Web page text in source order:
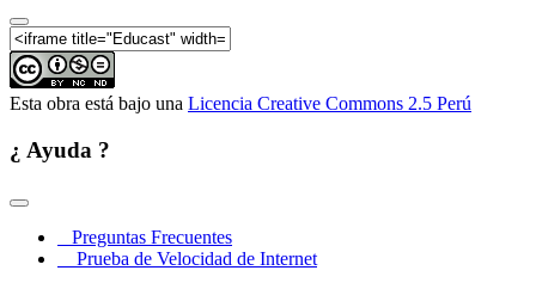
Esta obra está bajo una Licencia Creative Commons 2.5 Perú
¿ Ayuda ?
Preguntas Frecuentes
Prueba de Velocidad de Internet